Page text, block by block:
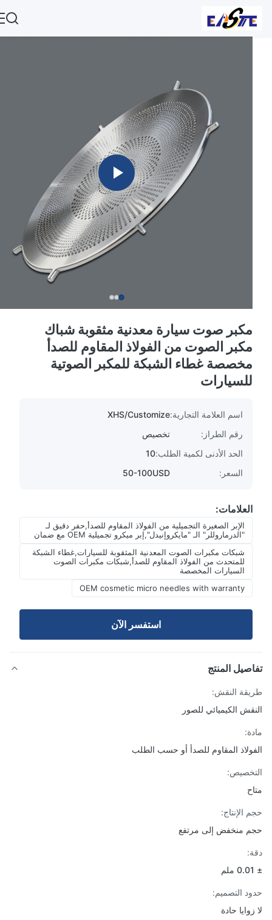
مكبر صوت سيارة معدنية مثقوبة شباك
مكبر الصوت من الفولاذ المقاوم للصدأ
مخصصة غطاء الشبكة للمكبر الصوتية
للسيارات
اسم العلامة التجارية:XHS/Customize
رقم الطراز:
تخصيص
الحد الأدنى لكمية الطلب:10
السعر:
50-100USD
العلامات:
الإبر الصغيرة التجميلية من الفولاذ المقاوم للصدأ,حفر دقيق لـ
"الدرماروللر" الـ "مايكروإنيدل",إبر ميكرو تجميلية OEM مع ضمان
شبكات مكبرات الصوت المعدنية المثقوبة للسيارات,غطاء الشبكة
للمتحدث من الفولاذ المقاوم للصدأ,شبكات مكبرات الصوت
السيارات المخصصة
OEM cosmetic micro needles with warranty
استفسر الآن
المنتج
النقش:
الكيميائي للصور
المقاوم للصدأ أو حسب الطلب
الإنتاج:
منخفض إلى مرتفع
التصميم:
حادة